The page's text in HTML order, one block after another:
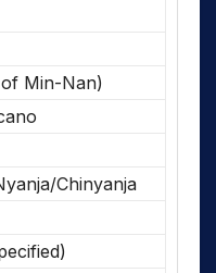
Min-Nan)
Chinyanja